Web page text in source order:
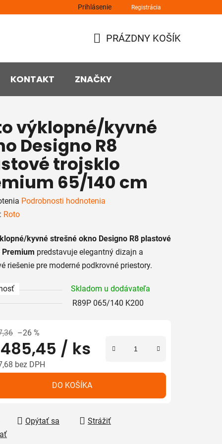
Prihlásenie Registrácia
KOŠÍK
PRÁZDNY KOŠÍK
KONTAKT ZNAČKY
výklopné/kyvné
Designo R8
trojsklo
65/140 cm
Podrobnosti hodnotenia
Roto
kyvné strešné okno Designo R8 plastové
predstavuje elegantný dizajn a
riešenie pre moderné podkrovné priestory.
Skladom u dodávateľa
R89P 065/140 K200
–26 %
/ ks
bez DPH
DO KOŠÍKA
Opýtať sa
Strážiť